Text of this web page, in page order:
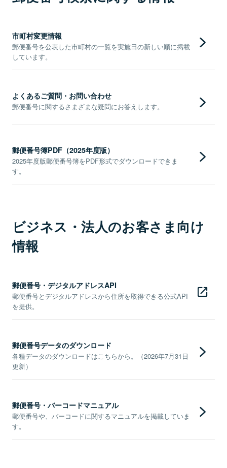
市町村変更情報
郵便番号を公表した市町村の一覧を実施日の新しい順に掲載
しています。
よくあるご質問・お問い合わせ
郵便番号に関するさまざまな疑問にお答えします。
郵便番号簿PDF（2025年度版）
2025年度版郵便番号簿をPDF形式でダウンロードできま
す。
ビジネス・法人のお客さま向け
情報
郵便番号・デジタルアドレスAPI
郵便番号とデジタルアドレスから住所を取得できる公式API
を提供。
郵便番号データのダウンロード
各種データのダウンロードはこちらから。（2026年7月31日
更新）
郵便番号・バーコードマニュアル
郵便番号や、バーコードに関するマニュアルを掲載していま
す。